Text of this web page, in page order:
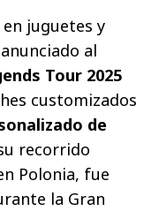
juguetes y
al
Tour 2025
customizados
de
recorrido
Polonia, fue
la Gran